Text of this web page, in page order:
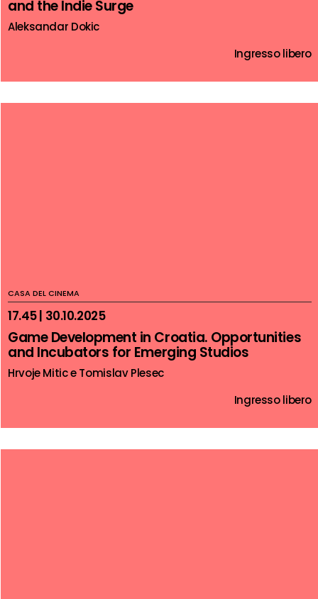
and the Indie Surge
Aleksandar Dokic
Ingresso libero
CASA DEL CINEMA
17.45 | 30.10.2025
Game Development in Croatia. Opportunities
and Incubators for Emerging Studios
Hrvoje Mitic e Tomislav Plesec
Ingresso libero